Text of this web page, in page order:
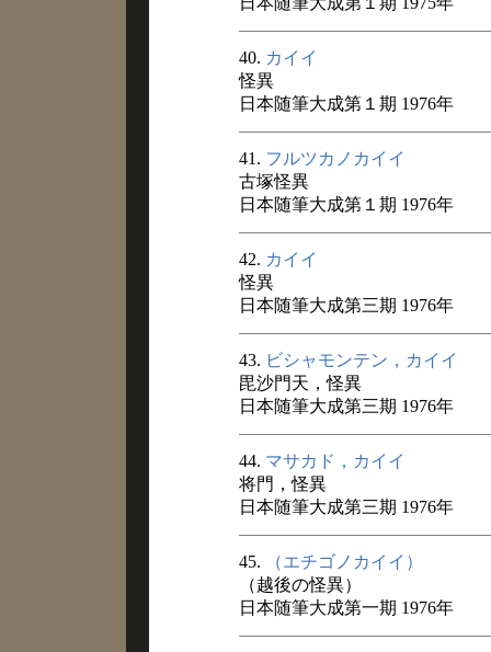
40. カイイ
怪異
日本随筆大成第１期 1976年
41. フルツカノカイイ
古塚怪異
日本随筆大成第１期 1976年
42. カイイ
怪異
日本随筆大成第三期 1976年
43. ビシャモンテン，カイイ
毘沙門天，怪異
日本随筆大成第三期 1976年
44. マサカド，カイイ
将門，怪異
日本随筆大成第三期 1976年
45.
（エチゴノカイイ）
（越後の怪異）
日本随筆大成第一期 1976年